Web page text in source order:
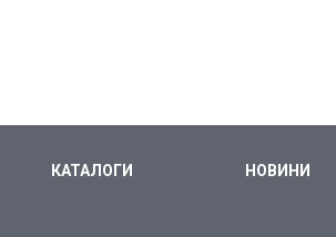
КАТАЛОГИ НОВИНИ